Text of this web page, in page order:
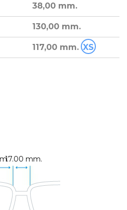
38,00 mm.
130,00 mm.
117,00 mm. XS
17.00 mm.